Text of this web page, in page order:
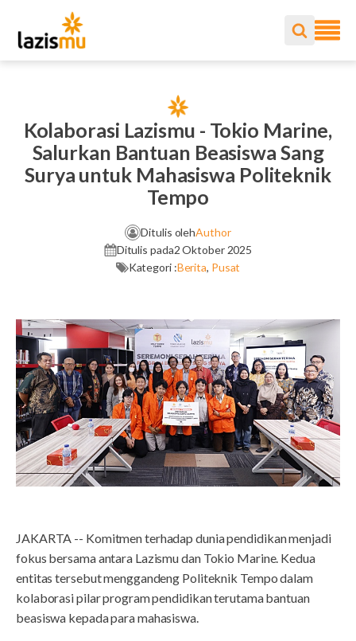
Kolaborasi Lazismu - Tokio Marine,
Salurkan Bantuan Beasiswa Sang
Surya untuk Mahasiswa Politeknik
Tempo
Ditulis olehAuthor
Ditulis pada2 Oktober 2025
Kategori :Berita, Pusat
JAKARTA -- Komitmen terhadap dunia pendidikan menjadi
fokus bersama antara Lazismu dan Tokio Marine. Kedua
entitas tersebut menggandeng Politeknik Tempo dalam
kolaborasi pilar program pendidikan terutama bantuan
beasiswa kepada para mahasiswa.